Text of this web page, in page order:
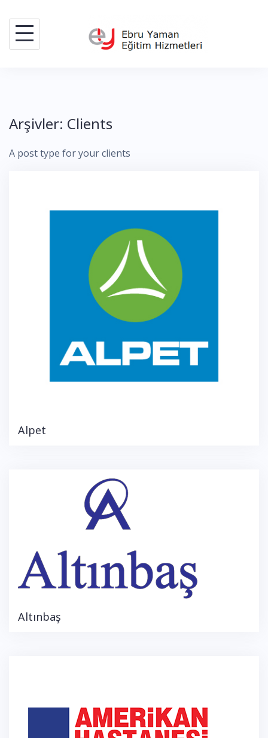
content
Arşivler: Clients
A post type for your clients
Alpet
Altınbaş